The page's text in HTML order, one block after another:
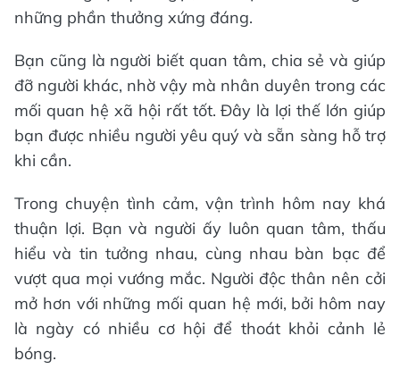
những phần thưởng xứng đáng.
Bạn cũng là người biết quan tâm, chia sẻ và giúp
đỡ người khác, nhờ vậy mà nhân duyên trong các
mối quan hệ xã hội rất tốt. Đây là lợi thế lớn giúp
bạn được nhiều người yêu quý và sẵn sàng hỗ trợ
khi cần.
Trong chuyện tình cảm, vận trình hôm nay khá
thuận lợi. Bạn và người ấy luôn quan tâm, thấu
hiểu và tin tưởng nhau, cùng nhau bàn bạc để
vượt qua mọi vướng mắc. Người độc thân nên cởi
mở hơn với những mối quan hệ mới, bởi hôm nay
là ngày có nhiều cơ hội để thoát khỏi cảnh lẻ
bóng.